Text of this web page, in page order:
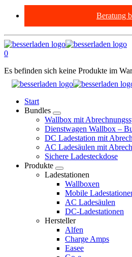
Beratung
0
Es befinden sich keine Produkte im
Start
Bundles
Wallbox mit
Dienstwagen Wallbox –
DC Ladestation mit
AC Ladesäulen mit
Sichere Ladesteckdose
Produkte
Ladestationen
Wallboxen
Mobile
AC Ladesäulen
DC-Ladestationen
Hersteller
Alfen
Charge Amps
Easee